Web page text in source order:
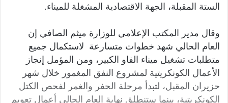
الستة المقبلة، الجهة الاقتصادية المشغلة للميناء.
وقال مدير المكتب الإعلامي للوزارة ميثم الصافي إن
العام الحالي شهد خطوات متسارعة لاستكمال جميع
متطلبات تشغيل ميناء الفاو الكبير، ومن المؤمل إنجاز
الأعمال الكونكريتية لمشروع النفق المغمور خلال شهر
حزيران المقبل، لتبدأ مرحلة الحفر والغمر لفحص الكتل
الكونكريتية، بينما ستنطلق نهاية العام الحالي أعمال تعويم